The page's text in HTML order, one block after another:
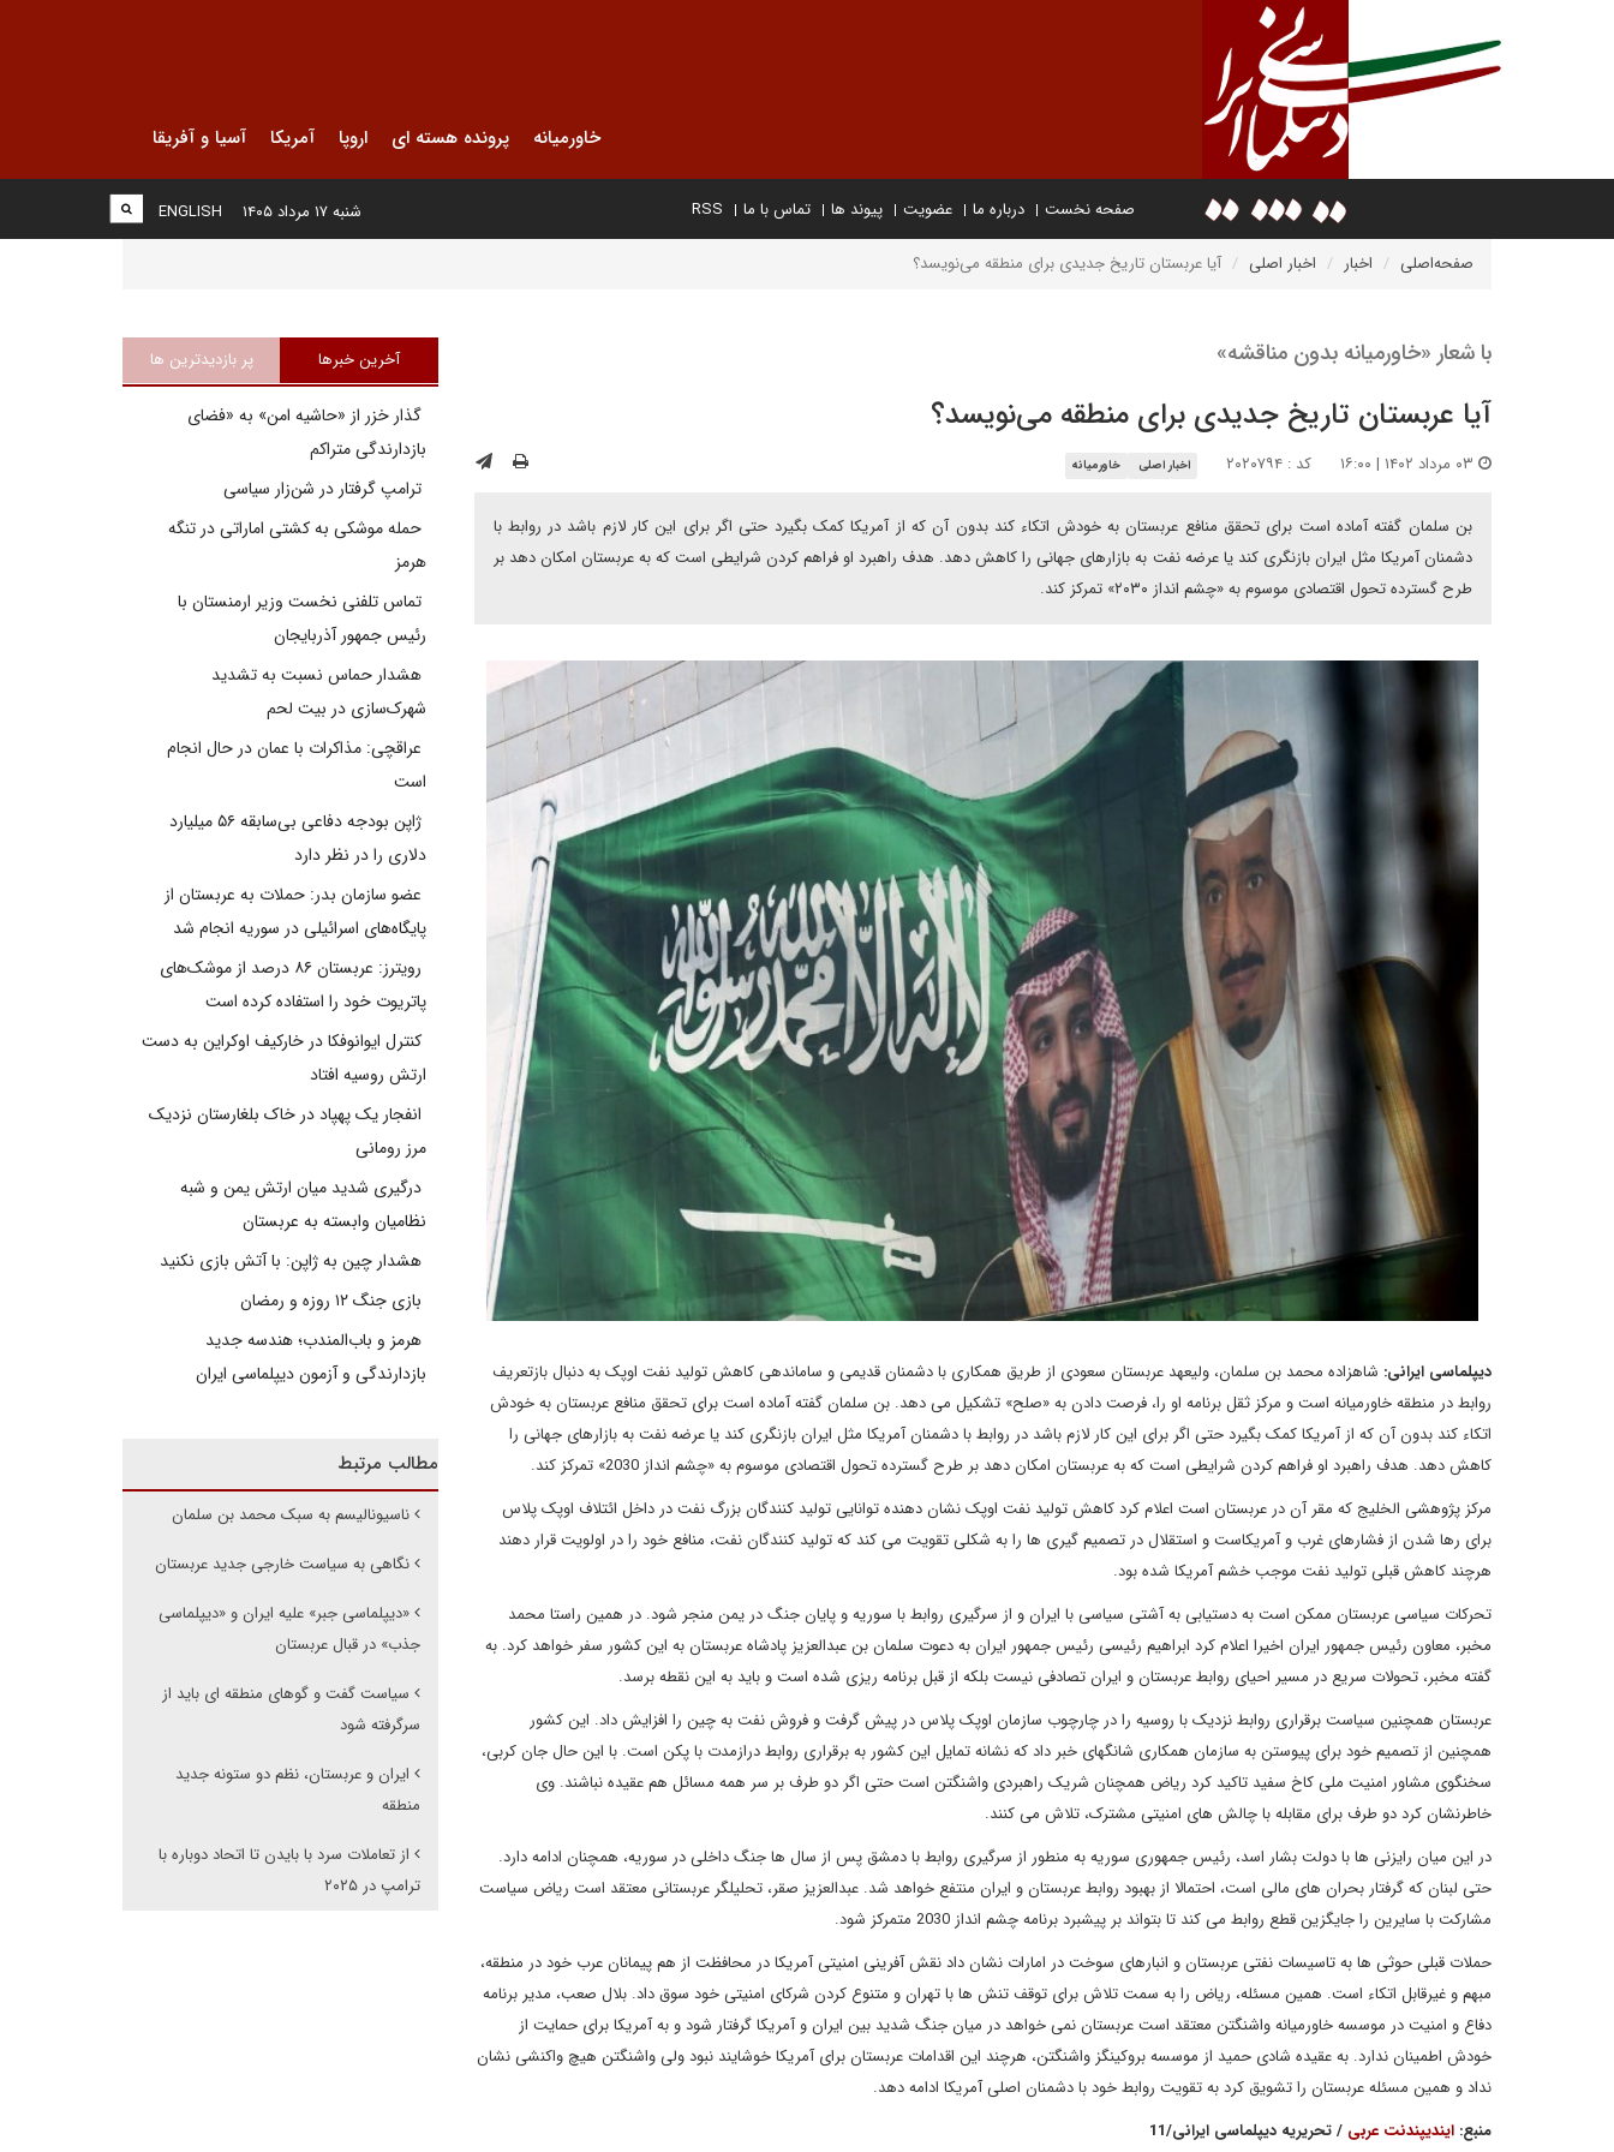
خاورمیانه پرونده هسته ای اروپا آمریکا آسیا و آفریقا
صفحه نخست درباره ما عضویت پیوند ها تماس با ما RSS
ENGLISH شنبه ۱۷ مرداد ۱۴۰۵
صفحه‌اصلی اخبار اخبار اصلی آیا عربستان تاریخ جدیدی برای منطقه می‌نویسد؟
با شعار «خاورمیانه بدون مناقشه»
آیا عربستان تاریخ جدیدی برای منطقه می‌نویسد؟
کد : ۲۰۲۰۷۹۴ اخبار اصلی خاورمیانه
بن سلمان گفته آماده است برای تحقق منافع عربستان به خودش اتکاء کند بدون آن که از آمریکا کمک بگیرد حتی اگر برای این کار لازم باشد در روابط با
دشمنان آمریکا مثل ایران بازنگری کند یا عرضه نفت به بازارهای جهانی را کاهش دهد. هدف راهبرد او فراهم کردن شرایطی است که به عربستان امکان دهد بر
طرح گسترده تحول اقتصادی موسوم به «چشم انداز ۲۰۳۰» تمرکز کند.
دیپلماسی ایرانی: شاهزاده محمد بن سلمان، ولیعهد عربستان سعودی از طریق همکاری با دشمنان قدیمی و ساماندهی کاهش تولید نفت اوپک به دنبال بازتعریف
روابط در منطقه خاورمیانه است و مرکز ثقل برنامه او را، فرصت دادن به «صلح» تشکیل می دهد. بن سلمان گفته آماده است برای تحقق منافع عربستان به خودش
اتکاء کند بدون آن که از آمریکا کمک بگیرد حتی اگر برای این کار لازم باشد در روابط با دشمنان آمریکا مثل ایران بازنگری کند یا عرضه نفت به بازارهای جهانی را
کاهش دهد. هدف راهبرد او فراهم کردن شرایطی است که به عربستان امکان دهد بر طرح گسترده تحول اقتصادی موسوم به «چشم انداز 2030» تمرکز کند.
مرکز پژوهشی الخلیج که مقر آن در عربستان است اعلام کرد کاهش تولید نفت اوپک نشان دهنده توانایی تولید کنندگان بزرگ نفت در داخل ائتلاف اوپک پلاس
برای رها شدن از فشارهای غرب و آمریکاست و استقلال در تصمیم گیری ها را به شکلی تقویت می کند که تولید کنندگان نفت، منافع خود را در اولویت قرار دهند
هرچند کاهش قبلی تولید نفت موجب خشم آمریکا شده بود.
تحرکات سیاسی عربستان ممکن است به دستیابی به آشتی سیاسی با ایران و از سرگیری روابط با سوریه و پایان جنگ در یمن منجر شود. در همین راستا محمد
مخبر، معاون رئیس جمهور ایران اخیرا اعلام کرد ابراهیم رئیسی رئیس جمهور ایران به دعوت سلمان بن عبدالعزیز پادشاه عربستان به این کشور سفر خواهد کرد. به
گفته مخبر، تحولات سریع در مسیر احیای روابط عربستان و ایران تصادفی نیست بلکه از قبل برنامه ریزی شده است و باید به این نقطه برسد.
عربستان همچنین سیاست برقراری روابط نزدیک با روسیه را در چارچوب سازمان اوپک پلاس در پیش گرفت و فروش نفت به چین را افزایش داد. این کشور
همچنین از تصمیم خود برای پیوستن به سازمان همکاری شانگهای خبر داد که نشانه تمایل این کشور به برقراری روابط درازمدت با پکن است. با این حال جان کربی،
سخنگوی مشاور امنیت ملی کاخ سفید تاکید کرد ریاض همچنان شریک راهبردی واشنگتن است حتی اگر دو طرف بر سر همه مسائل هم عقیده نباشند. وی
خاطرنشان کرد دو طرف برای مقابله با چالش های امنیتی مشترک، تلاش می کنند.
در این میان رایزنی ها با دولت بشار اسد، رئیس جمهوری سوریه به منطور از سرگیری روابط با دمشق پس از سال ها جنگ داخلی در سوریه، همچنان ادامه دارد.
حتی لبنان که گرفتار بحران های مالی است، احتمالا از بهبود روابط عربستان و ایران منتفع خواهد شد. عبدالعزیز صقر، تحلیلگر عربستانی معتقد است ریاض سیاست
مشارکت با سایرین را جایگزین قطع روابط می کند تا بتواند بر پیشبرد برنامه چشم انداز 2030 متمرکز شود.
حملات قبلی حوثی ها به تاسیسات نفتی عربستان و انبارهای سوخت در امارات نشان داد نقش آفرینی امنیتی آمریکا در محافظت از هم پیمانان عرب خود در منطقه،
مبهم و غیرقابل اتکاء است. همین مسئله، ریاض را به سمت تلاش برای توقف تنش ها با تهران و متنوع کردن شرکای امنیتی خود سوق داد. بلال صعب، مدیر برنامه
دفاع و امنیت در موسسه خاورمیانه واشنگتن معتقد است عربستان نمی خواهد در میان جنگ شدید بین ایران و آمریکا گرفتار شود و به آمریکا برای حمایت از
خودش اطمینان ندارد. به عقیده شادی حمید از موسسه بروکینگز واشنگتن، هرچند این اقدامات عربستان برای آمریکا خوشایند نبود ولی واشنگتن هیچ واکنشی نشان
نداد و همین مسئله عربستان را تشویق کرد به تقویت روابط خود با دشمنان اصلی آمریکا ادامه دهد.
منبع: ایندیپندنت عربی / تحریریه دیپلماسی ایرانی/11
آخرین خبرها پر بازدیدترین ها
گذار خزر از «حاشیه امن» به «فضای
بازدارندگی متراکم
ترامپ گرفتار در شن‌زار سیاسی
حمله موشکی به کشتی اماراتی در تنگه
هرمز
تماس تلفنی نخست وزیر ارمنستان با
رئیس جمهور آذربایجان
هشدار حماس نسبت به تشدید
شهرک‌سازی در بیت‌ لحم
عراقچی: مذاکرات با عمان در حال انجام
است
ژاپن بودجه دفاعی بی‌سابقه ۵۶ میلیارد
دلاری را در نظر دارد
عضو سازمان بدر: حملات به عربستان از
پایگاه‌های اسرائیلی در سوریه انجام شد
رویترز: عربستان ۸۶ درصد از موشک‌های
پاتریوت خود را استفاده کرده است
کنترل ایوانوفکا در خارکیف اوکراین به دست
ارتش روسیه افتاد
انفجار یک پهپاد در خاک بلغارستان نزدیک
مرز رومانی
درگیری شدید میان ارتش یمن و شبه
نظامیان وابسته به عربستان
هشدار چین به ژاپن: با آتش بازی نکنید
بازی جنگ ۱۲ روزه و رمضان
هرمز و باب‌المندب؛ هندسه جدید
بازدارندگی و آزمون دیپلماسی ایران
مطالب مرتبط
ناسیونالیسم به سبک محمد بن سلمان
نگاهی به سیاست خارجی جدید عربستان
«دیپلماسی جبر» علیه ایران و «دیپلماسی
جذب» در قبال عربستان
سیاست گفت و گوهای منطقه ای باید از
سرگرفته شود
ایران و عربستان، نظم دو ستونه جدید
منطقه
از تعاملات سرد با بایدن تا اتحاد دوباره با
ترامپ در ۲۰۲۵